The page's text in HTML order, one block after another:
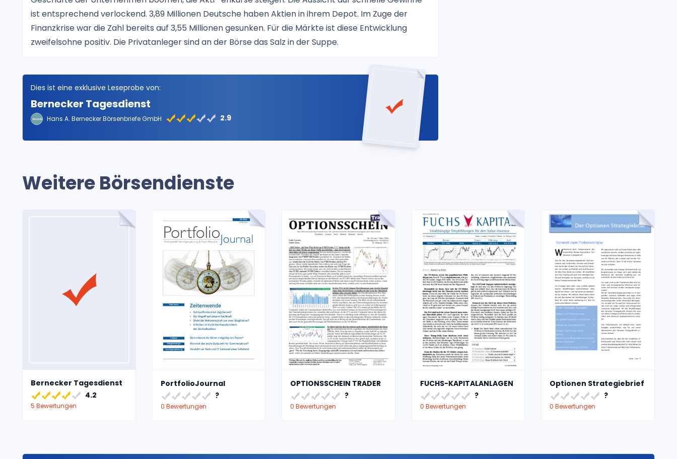
ist entsprechend verlockend. 3,89 Millionen Deutsche haben Aktien in ihrem Depot. Im Zuge der
Finanzkrise war die Zahl bereits auf 3,55 Millionen gesunken. Für die Märkte ist diese Entwicklung
zweifelsohne positiv. Die Privatanleger sind an der Börse das Salz in der Suppe.
Dies ist eine exklusive Leseprobe von:
Bernecker Tagesdienst
Hans A. Bernecker Börsenbriefe GmbH 2.9
Weitere Börsendienste
Bernecker Tagesdienst
4.2
5 Bewertungen
PortfolioJournal
?
0 Bewertungen
OPTIONSSCHEIN TRADER
?
0 Bewertungen
FUCHS-KAPITALANLAGEN
?
0 Bewertungen
Optionen Strategiebrief
?
0 Bewertungen